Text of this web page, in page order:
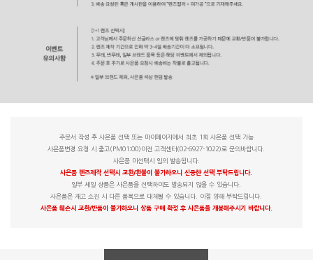
주문서 작성 후 사은품 선택 또는 마이페이지에서 최초 1회 사은품 선택 가능
사은품변경 요청 시 출고(PM01:00)이전 고객센터(02-6927-1022)로 문의바랍니다.
사은품 미선택시 임의 발송됩니다.
사은품 렌즈제작 선택시 교환/환불이 불가하오니 신중한 선택 부탁드립니다.
일부 세일 상품은 사은품을 선택하여도 발송되지 않을 수 있습니다.
사은품은 재고 소진 시 다른 품목으로 대체될 수 있습니다. 이점 양해 부탁드립니다.
사은품 훼손시 교환/반품이 불가하오니 상품 구매 확정 후 사은품을 개봉해주시기 바랍니다.